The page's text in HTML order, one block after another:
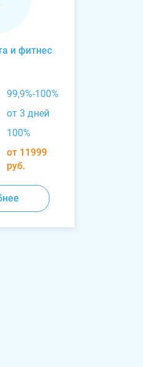
и фитнес
99,9%-100%
от 3 дней
100%
от 11999
руб.